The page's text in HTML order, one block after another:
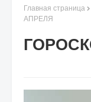
Главная страница
АПРЕЛЯ